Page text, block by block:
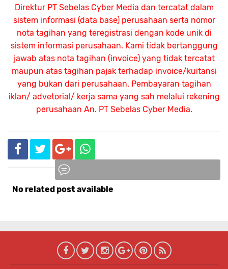
Direktur PT Sebelas Cyber Media dan tercatat dalam
sistem informasi (data base) perusahaan serta nomor
nota tagihan yang teregistrasi dengan kode unik di
sistem informasi perusahaan. Kami tidak bertanggung
jawab atas nota tagihan (invoice) yang tidak tercatat
maupun atas tagihan pajak terhadap invoice/kuitansi
yang bukan dari perusahaan. Pembayaran tagihan
iklan/ advetorial/ kerja sama yang sah melalui rekening
perusahaan An. PT Sebelas Cyber Media.
No related post available